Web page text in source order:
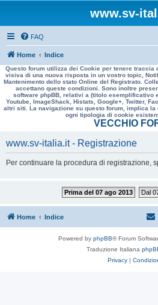
www.sv-
FAQ
Home Indice
Questo forum utilizza dei Cookie per tenere
visiva di una nuova risposta in un vostro topic,
Mantenimento dello stato Online del Registrato.
accettano queste condizioni. Sono inoltre
software phpBB, relativi a (titolo esemplificativo
Youtube, ImageShack, Histats, Google+, Twitter,
altri siti. La navigazione su questo forum, implica la
ogni tipologia di cookie
VECCHIO
www.sv-italia.it - Registrazione
Per continuare la procedura di registrazione,
Prima del 07 ago 2013 Dal
Home Indice
Powered by phpBB® Forum
Traduzione Italiana
Privacy |